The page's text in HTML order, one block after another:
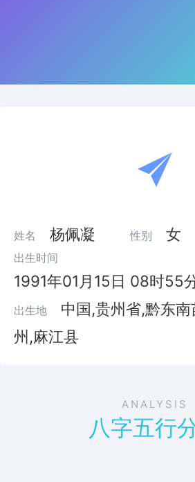
姓名 杨佩凝 性别 女
出生时间
1991年01月15日 08时55
出生地
中国,贵州省,黔东
州,麻江县
ANALYSIS
八字五行